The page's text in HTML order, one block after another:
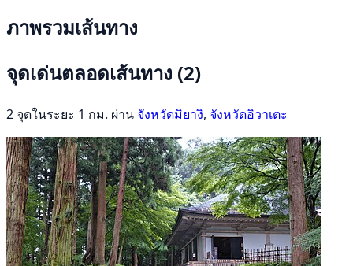
ภาพรวมเส้นทาง
จุดเด่นตลอดเส้นทาง (2)
2 จุดในระยะ 1 กม. ผ่าน จังหวัดมิยางิ, จังหวัดอิวาเตะ